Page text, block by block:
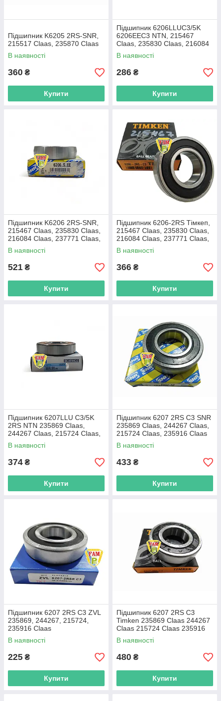
Підшипник K6205 2RS-SNR,
215517 Claas, 235870 Claas
В наявності
360 ₴
Купити
Підшипник 6206LLUC3/5K
6206EEC3 NTN, 215467
Claas, 235830 Claas, 216084
Claas, 237771 Claas, 233117
Claas
В наявності
286 ₴
Купити
Підшипник K6206 2RS-SNR,
215467 Claas, 235830 Claas,
216084 Claas, 237771 Claas,
233117 Claas
В наявності
521 ₴
Купити
Підшипник 6206-2RS Тімкеп,
215467 Claas, 235830 Claas,
216084 Claas, 237771 Claas,
233117 Claas
В наявності
366 ₴
Купити
Підшипник 6207LLU C3/5K
2RS NTN 235869 Claas,
244267 Claas, 215724 Claas,
235916 Claas
В наявності
374 ₴
Купити
Підшипник 6207 2RS С3 SNR
235869 Claas, 244267 Claas,
215724 Claas, 235916 Claas
В наявності
433 ₴
Купити
Підшипник 6207 2RS С3 ZVL
235869, 244267, 215724,
235916 Claas
В наявності
225 ₴
Купити
Підшипник 6207 2RS С3
Timken 235869 Claas 244267
Claas 215724 Claas 235916
Claas
В наявності
480 ₴
Купити